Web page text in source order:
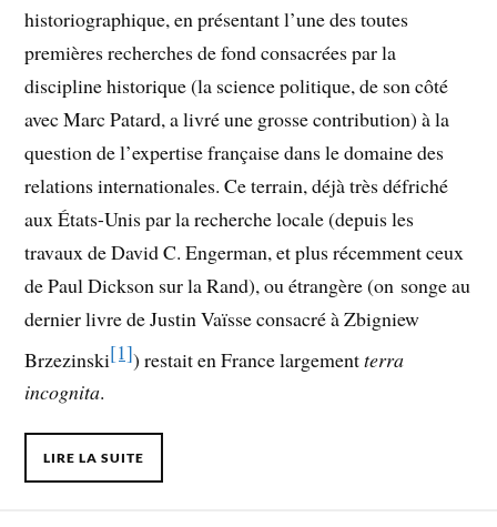
historiographique, en présentant l’une des toutes
premières recherches de fond consacrées par la
discipline historique (la science politique, de son côté
avec Marc Patard, a livré une grosse contribution) à la
question de l’expertise française dans le domaine des
relations internationales. Ce terrain, déjà très défriché
aux États-Unis par la recherche locale (depuis les
travaux de David C. Engerman, et plus récemment ceux
de Paul Dickson sur la Rand), ou étrangère (on songe au
dernier livre de Justin Vaïsse consacré à Zbigniew
Brzezinski[1]) restait en France largementterra
incognita.
LIRE LA SUITE